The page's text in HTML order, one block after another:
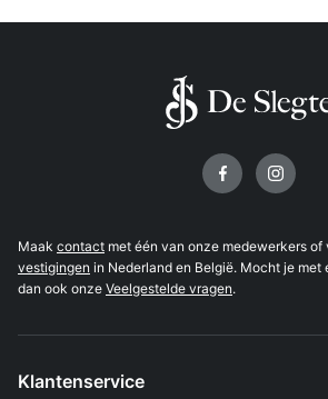
Maak contact met één van onze medewerkers
vestigingen in Nederland en België. Mocht je
dan ook onze Veelgestelde vragen.
Klantenservice